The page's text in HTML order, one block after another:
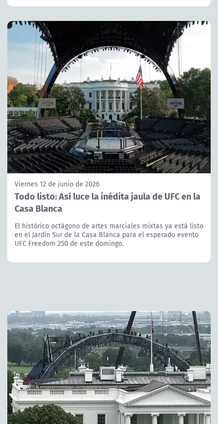
Viernes 12 de junio de 2026
Todo listo: Así luce la inédita jaula de UFC en la
Casa Blanca
El histórico octágono de artes marciales mixtas ya está listo
en el Jardín Sur de la Casa Blanca para el esperado evento
UFC Freedom 250 de este domingo.